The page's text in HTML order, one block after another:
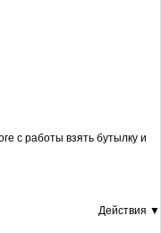
с работы взять бутылку и
Действия ▼